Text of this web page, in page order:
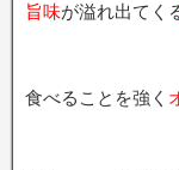
旨味が溢れ出てく
食べることを強く